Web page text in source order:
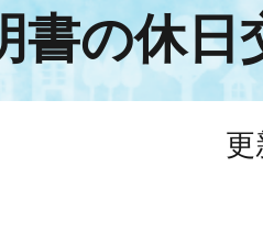
書の休日